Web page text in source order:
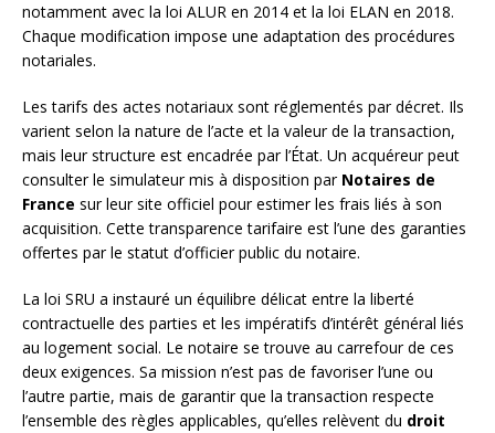
notamment avec la loi ALUR en 2014 et la loi ELAN en 2018.
Chaque modification impose une adaptation des procédures
notariales.
Les tarifs des actes notariaux sont réglementés par décret. Ils
varient selon la nature de l’acte et la valeur de la transaction,
mais leur structure est encadrée par l’État. Un acquéreur peut
consulter le simulateur mis à disposition par Notaires de
France sur leur site officiel pour estimer les frais liés à son
acquisition. Cette transparence tarifaire est l’une des garanties
offertes par le statut d’officier public du notaire.
La loi SRU a instauré un équilibre délicat entre la liberté
contractuelle des parties et les impératifs d’intérêt général liés
au logement social. Le notaire se trouve au carrefour de ces
deux exigences. Sa mission n’est pas de favoriser l’une ou
l’autre partie, mais de garantir que la transaction respecte
l’ensemble des règles applicables, qu’elles relèvent du droit